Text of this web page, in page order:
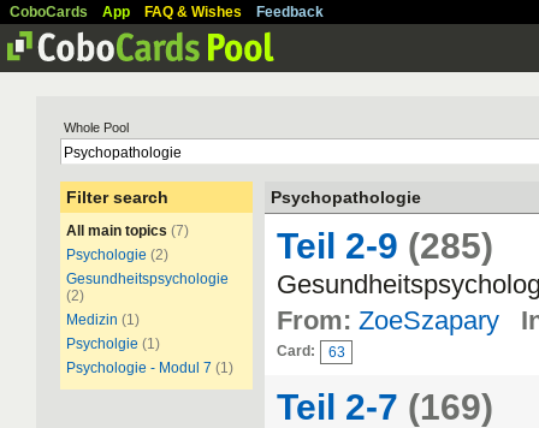
CoboCards App FAQ & Wishes Feedback
Whole Pool
Filter search
All main topics (7)
Psychologie (2)
Gesundheitspsychologie
(2)
Medizin (1)
Psycholgie (1)
Psychologie - Modul 7 (1)
Psychopathologie
Teil 2-9 (285)
From: ZoeSzapary
Card: 63
Teil 2-7 (169)